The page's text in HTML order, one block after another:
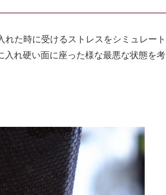
た時に受けるストレスをシミュレート
れ硬い面に座った様な最悪な状態を考